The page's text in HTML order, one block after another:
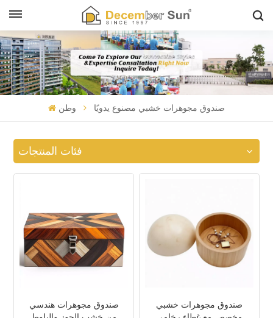
وطن صندوق مجوهرات خشبي مصنوع يدويًا
فئات المنتجات
صندوق مجوهرات هندسي
صندوق مجوهرات خشبي